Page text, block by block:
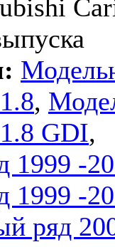
,
GDI,
1999 -
1999 -
ряд